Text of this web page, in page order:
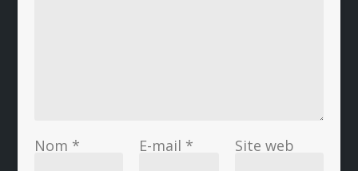
Nom * E-mail * Site web